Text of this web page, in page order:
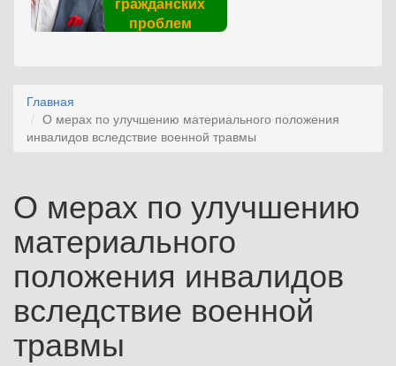
проблем
Главная
О мерах по улучшению материального положения
инвалидов вследствие военной травмы
О мерах по улучшению
материального
положения инвалидов
вследствие военной
травмы